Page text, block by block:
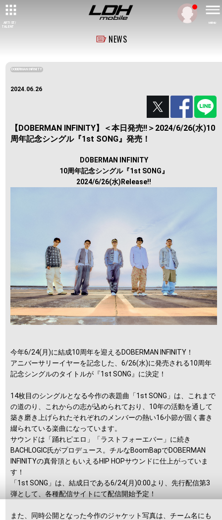
ARTIST/
TALENT
MENU
NEWS
DOBERMAN INFINITY
2024.06.26
【DOBERMAN INFINITY】＜本日発売!!＞2024/6/26(水)10
周年記念シングル『1st SONG』発売！
DOBERMAN INFINITY
10周年記念シングル『1st SONG』
2024/6/26(水)Release!!
今年6/24(月)に結成10周年を迎えるDOBERMAN INFINITY！
アニバーサリーイヤーを記念した、6/26(水)に発売される10周年
記念シングルのタイトルが『1st SONG』に決定！
14枚目のシングルとなる今作の表題曲「1st SONG」は、これまで
の道のり、これからの志が込められており、10年の活動を通して
築き磨き上げられたそれぞれのメンバーの熱い16小節が固く書き
綴られている楽曲になっています。
サウンドは「踊れピエロ」「ラストフォーエバー」に続き
BACHLOGIC氏がプロデュース。チルなBoomBapでDOBERMAN
INFINITYの真骨頂ともいえるHIP HOPサウンドに仕上がっていま
す！
「1st SONG」は、結成日である6/24(月)0:00より、先行配信第3
弾として、各種配信サイトにて配信開始予定！
また、同時公開となった今作のジャケット写真は、チーム名にも